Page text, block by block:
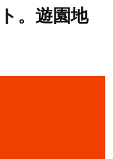
。遊園地